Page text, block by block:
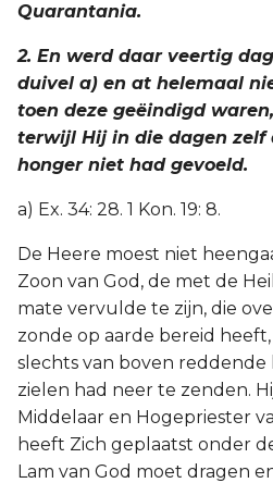
Quarantania.
2. En werd daar veertig
duivel a) en at helemaal
toen deze geëindigd
terwijl Hij in die dagen zelf
honger niet had gevoeld.
a) Ex. 34: 28. 1 Kon. 19: 8.
De Heere moest niet
Zoon van God, de met de
mate vervulde te zijn, die
zonde op aarde bereid
slechts van boven reddende
zielen had neer te zenden.
Middelaar en Hogepriester
heeft Zich geplaatst onder
Lam van God moet dragen